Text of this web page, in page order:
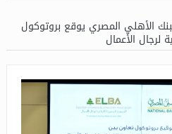
الأهلي المصري يوقع بروتوكول
لرجال الأعمال